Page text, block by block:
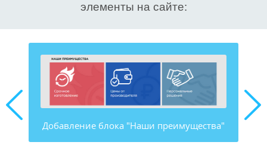
элементы на сайте:
Добавление блока "Наши преимущества"